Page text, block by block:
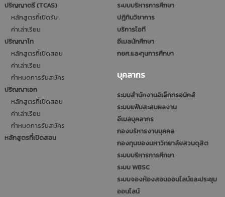
ปริญญาตรี (TCAS)
หลักสูตรที่เปิดรับ
ค่าเล่าเรียน
ปริญญาโท
หลักสูตรที่เปิดสอน
ค่าเล่าเรียน
กำหนดการรับสมัคร
ปริญญาเอก
หลักสูตรที่เปิดสอน
ค่าเล่าเรียน
กำหนดการรับสมัคร
หลักสูตรที่เปิดสอน
ระบบบริหารการศึกษา
ปฎิทินวิชาการ
บริการไอที
อีเมลนักศึกษา
กยศ.และทุนการศึกษา
บุคลากร
ระบบสำนักงานอิเล็กทรอนิกส์
ระบบแฟ้มสะสมผลงาน
อีเมลบุคลากร
กองบริหารงานบุคคล
กองทุนของมหาวิทยาลัยสวนดุสิต
ระบบบริหารการศึกษา
ระบบ WBSC
ระบบจองห้องสอนออนไลน์และประชุม
ออนไลน์